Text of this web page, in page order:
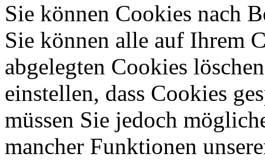
Sie können Cookies nach
Sie können alle auf Ihrem
abgelegten Cookies
einstellen, dass Cookies
müssen Sie jedoch
mancher Funktionen